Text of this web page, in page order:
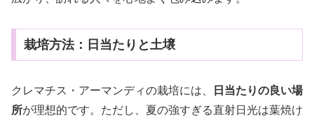
栽培方法：日当たりと土壌
クレマチス・アーマンディの栽培には、
日当たりの良い場
所が理想的です。ただし、夏の強すぎる直射日光は葉焼け